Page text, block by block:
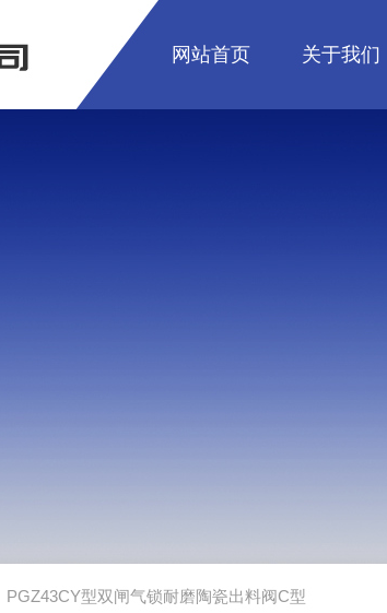
网站首页 关于我们
PGZ43CY型双闸气锁耐磨陶瓷出料阀C型